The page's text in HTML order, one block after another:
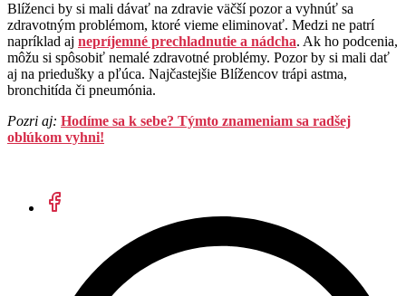
Blíženci by si mali dávať na zdravie väčší pozor a vyhnúť sa
zdravotným problémom, ktoré vieme eliminovať. Medzi ne patrí
napríklad aj nepríjemné prechladnutie a nádcha. Ak ho podcenia,
môžu si spôsobiť nemalé zdravotné problémy. Pozor by si mali dať
aj na priedušky a pľúca. Najčastejšie Blížencov trápi astma,
bronchitída či pneumónia.
Pozri aj: Hodíme sa k sebe? Týmto znameniam sa radšej
oblúkom vyhni!